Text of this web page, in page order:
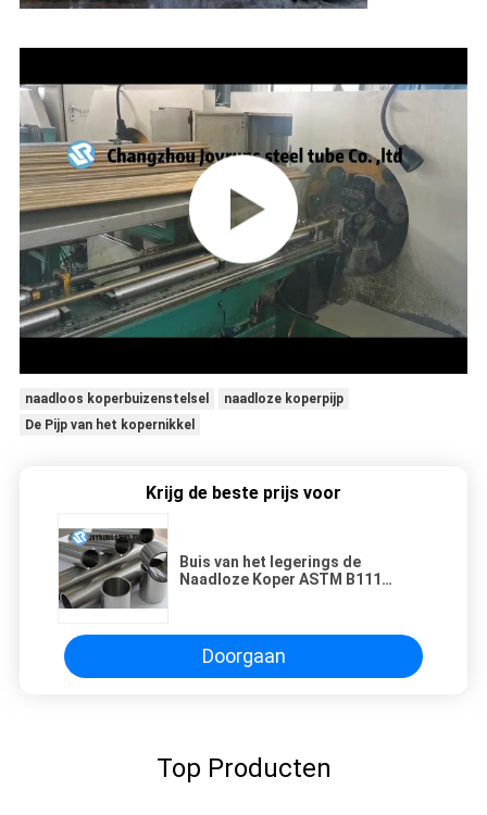
naadloos koperbuizenstelsel
naadloze koperpijp
De Pijp van het kopernikkel
Krijg de beste prijs voor
Buis van het legerings de
Naadloze Koper ASTM B111
Doorgaan
Top Producten